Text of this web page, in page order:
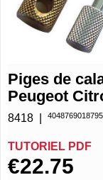
Piges de
Peugeot
8418 4048769018795
TUTORIEL PDF
€22.75